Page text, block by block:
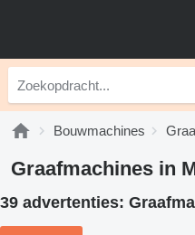
Bouwmachines
Graafmachines in
39 advertenties: